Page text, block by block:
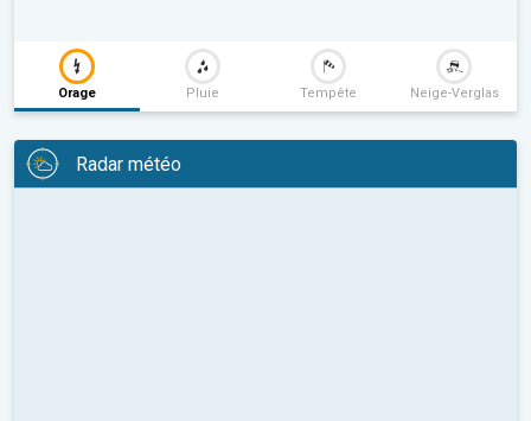
Orage Pluie Tempête Neige-Verglas
Radar météo